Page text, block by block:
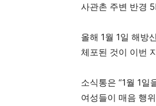
사관촌 주변 반경
올해 1월 1일 해방
체포된 것이 이번
소식통은 “1월 1
여성들이 매음 행